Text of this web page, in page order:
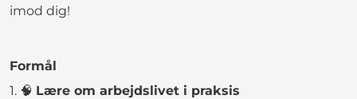
imod dig!
Formål
1. 🧠 Lære om arbejdslivet i praksis